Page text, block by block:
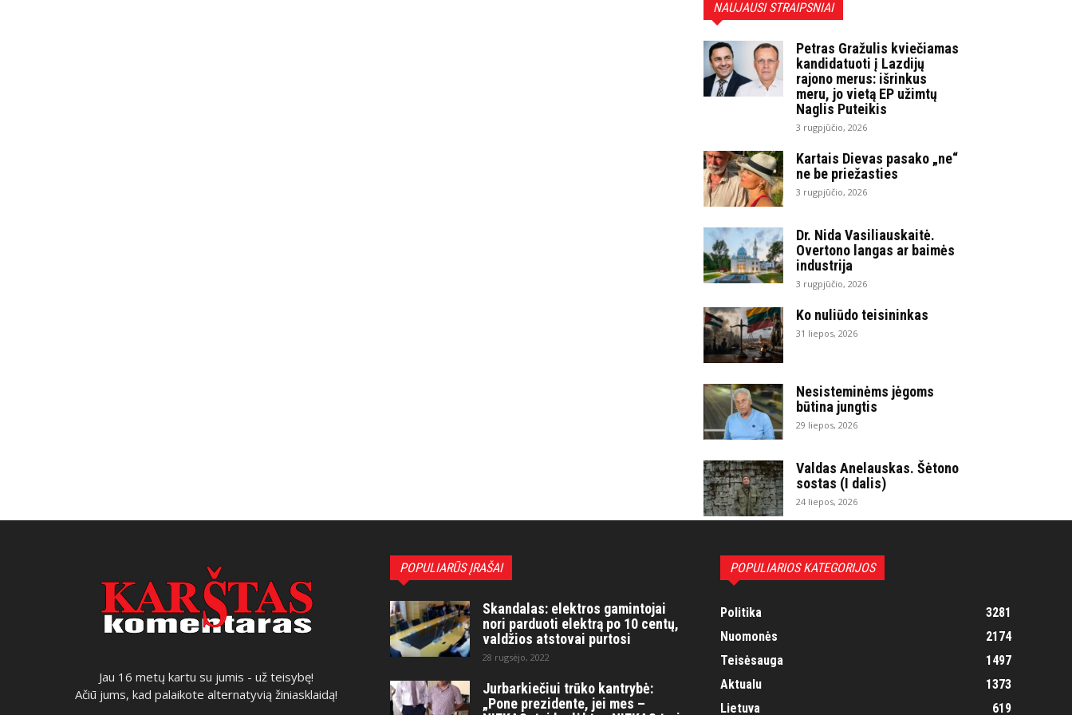
NAUJAUSI STRAIPSNIAI
Petras Gražulis kviečiamas
kandidatuoti į Lazdijų
rajono merus: išrinkus
meru, jo vietą EP užimtų
Naglis Puteikis
3 rugpjūčio, 2026
Kartais Dievas pasako „ne“
ne be priežasties
3 rugpjūčio, 2026
Dr. Nida Vasiliauskaitė.
Overtono langas ar baimės
industrija
3 rugpjūčio, 2026
Ko nuliūdo teisininkas
31 liepos, 2026
Nesisteminėms jėgoms
būtina jungtis
29 liepos, 2026
Valdas Anelauskas. Šėtono
sostas (I dalis)
24 liepos, 2026
Jau 16 metų kartu su jumis - už teisybę!
Ačiū jums, kad palaikote alternatyvią žiniasklaidą!
POPULIARŪS ĮRAŠAI
Skandalas: elektros gamintojai
nori parduoti elektrą po 10 centų,
valdžios atstovai purtosi
28 rugsėjo, 2022
Jurbarkiečiui trūko kantrybė:
„Pone prezidente, jei mes –
POPULIARIOS KATEGORIJOS
Politika
3281
Nuomonės
2174
Teisėsauga
1497
Aktualu
1373
Lietuva
619